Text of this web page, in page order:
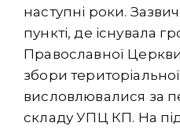
наступні роки.
пункті, де існувала
Православної
збори
висловлювалися за
складу УПЦ КП. На